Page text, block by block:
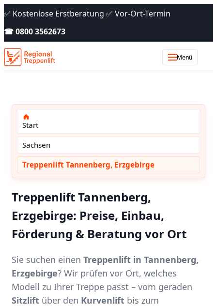
✅ Kostenlose Erstberatung ✅ Vor-Ort-Termin
☎ 0800 3562673
Menü
Start
Sachsen
Treppenlift Tannenberg, Erzgebirge
Treppenlift Tannenberg,
Erzgebirge: Preise, Einbau,
Förderung & Beratung vor Ort
Sie suchen einen Treppenlift in Tannenberg,
Erzgebirge? Wir prüfen vor Ort, welches
Modell zu Ihrer Treppe passt – vom geraden
Sitzlift über den Kurvenlift bis zum